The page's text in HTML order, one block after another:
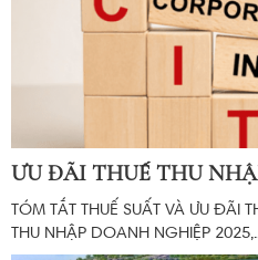
ƯU ĐÃI THUẾ THU
TÓM TẮT THUẾ SUẤT VÀ ƯU ĐÃI
THU NHẬP DOANH NGHIỆP